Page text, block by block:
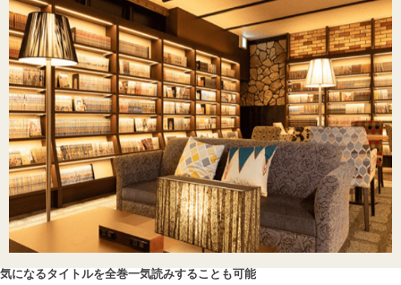
気になるタイトルを全巻一気読みすることも可能